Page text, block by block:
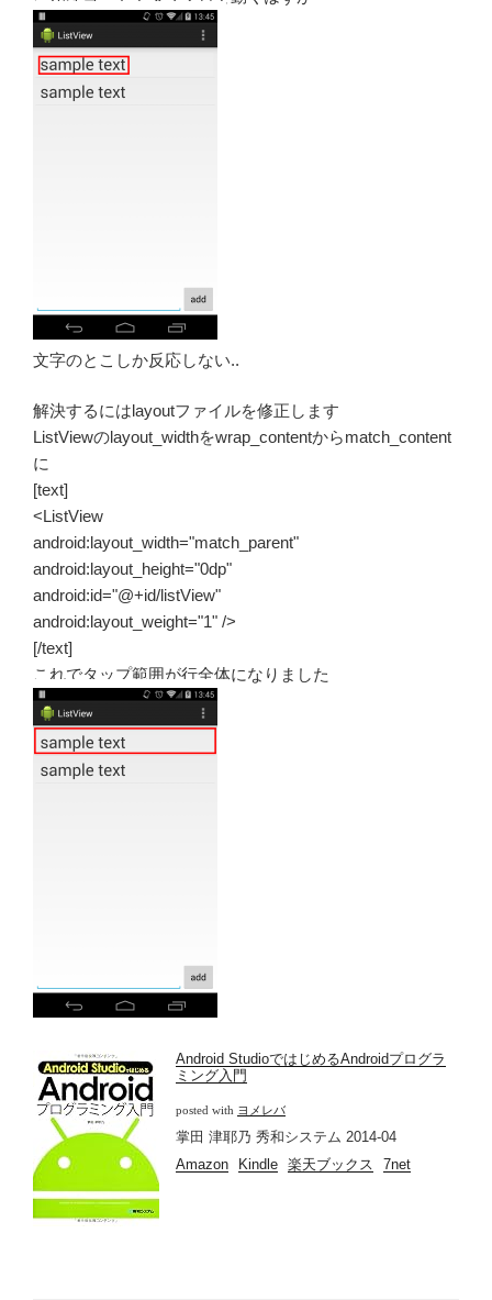
文字のとこしか反応しない..
解決するにはlayoutファイルを修正します
ListViewのlayout_widthをwrap_contentからmatch_content
に
[text]
<ListView
android:layout_width="match_parent"
android:layout_height="0dp"
android:id="@+id/listView"
android:layout_weight="1" />
[/text]
これでタップ範囲が行全体になりました
Android StudioではじめるAndroidプログラ
ミング入門
posted with ヨメレバ
掌田 津耶乃 秀和システム 2014-04
Amazon
Kindle 楽天ブックス 7net